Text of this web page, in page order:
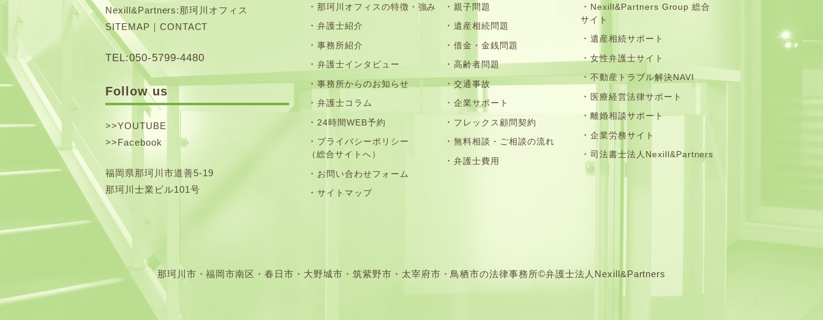
Nexill&Partners:那珂川オフィス
SITEMAP ｜ CONTACT
TEL:050-5799-4480
Follow us
>>YOUTUBE
>>Facebook
福岡県那珂川市道善5-19
那珂川士業ビル101号
那珂川オフィスの特徴・強み
弁護士紹介
事務所紹介
弁護士インタビュー
事務所からのお知らせ
弁護士コラム
24時間WEB予約
プライバシーポリシー
（総合サイトへ）
お問い合わせフォーム
サイトマップ
親子問題
遺産相続問題
借金・金銭問題
高齢者問題
交通事故
企業サポート
フレックス顧問契約
無料相談・ご相談の流れ
弁護士費用
Nexill&Partners Group 総合
サイト
遺産相続サポート
女性弁護士サイト
不動産トラブル解決NAVI
医療経営法律サポート
離婚相談サポート
企業労務サイト
司法書士法人Nexill&Partners
那珂川市・福岡市南区・春日市・大野城市・筑紫野市・太宰府市・鳥栖市の法律事務所©弁護士法人Nexill&Partners